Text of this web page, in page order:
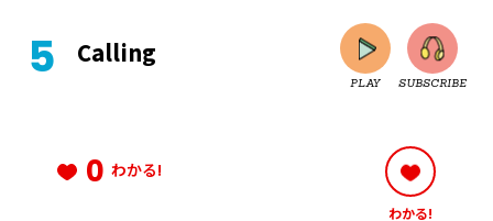
CLOSE
Calling
PLAY SUBSCRIBE
0 わかる!
わかる!